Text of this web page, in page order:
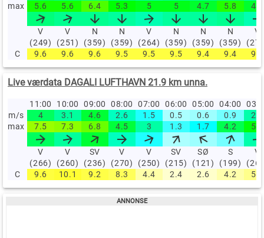
max
5.6 5.6 6.4 5.3 5 5 4.7 5.8 4.7
V
(249)
V
(251)
N
(359)
N
(359)
V
(264)
N
(359)
N
(359)
N
(359)
V
C
9.6 9.6 9.6 9.5 9.5 9.5 9.4 9.4 9.4
Live værdata DAGALI LUFTHAVN 21.9 km unna.
11:00 10:00 09:00 08:00 07:00 06:00 05:00 04:00
m/s
4 3.1 4.6 2.6 1.5 0.5 0.6 0.9
2.9
max
7.5 7.3 6.8 4.5 3 1.3 1.7 4.2 5.2
V
(266)
V
(260)
SV
(236)
V
(270)
V
(250)
SV
(215)
SØ
(121)
S
(199)
V
C
9.6 10.1 9.2 8.3 4.4 2.4 2.6 4.2 5.8